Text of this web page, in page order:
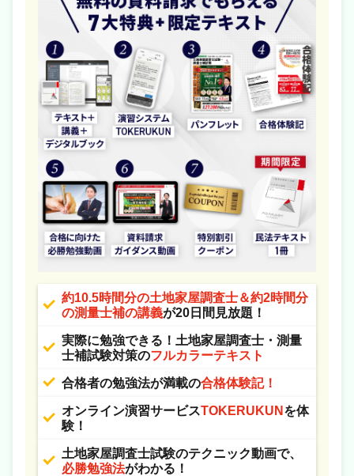
約10.5時間分の土地家屋調査士＆約2時間分
の測量士補の講義が20日間見放題！
実際に勉強できる！土地家屋調査士・測量
士補試験対策のフルカラーテキスト
合格者の勉強法が満載の合格体験記！
オンライン演習サービスTOKERUKUN を体
験！
土地家屋調査士試験のテクニック動画で、
必勝勉強法がわかる！